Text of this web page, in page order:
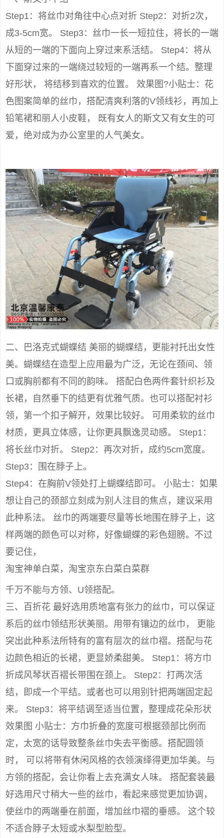
Step1：将丝巾对角往中心点对折 Step2：对折2次，
成3-5cm宽。 Step3：丝巾一长一短拉住，将长的一端
从短的一端的下面向上穿过来系活结。 Step4：将从
下面穿过来的一端绕过较短的一端再系一个结。整理
好形状， 将结移到喜欢的位置。 效果图?小贴士：花
色图案简单的丝巾，搭配清爽利落的V领线衫，再加上
铅笔裙和丽人小皮鞋， 既有女人的斯文又有女生的可
爱，绝对成为办公室里的人气美女。
二、巴洛克式蝴蝶结 美丽的蝴蝶结，更能衬托出女性
美。蝴蝶结在造型上应用最为广泛，无论在颈间、领
口或胸前都有不同的韵味。 搭配白色两件套针织衫及
长裙，自然垂下的结更有优雅气质。也可以搭配衬衫
领，第一个扣子解开，效果比较好。 可用柔软的丝巾
材质，更具立体感，让你更具飘逸灵动感。 Step1：
将长丝巾对折。 Step2：再次对折，成约5cm宽度。
Step3：围在脖子上。
Step4：在胸前V领处打上蝴蝶结即可。 小贴士：如果
想让自己的颈部立刻成为别人注目的焦点，建议采用
此种系法。 丝巾的两端要尽量等长地围在脖子上，这
样两端的颜色可以对称，好像蝴蝶的彩色翅膀。不过
要记住，
淘宝神单白菜，淘宝京东白菜白菜群
千万不能与方领、U领搭配。
三、百折花 最好选用质地富有张力的丝巾，可以保证
系后的丝巾领结形状美丽。用带有镶边的丝巾， 更能
突出此种系法所特有的富有层次的丝巾褶。搭配与花
边颜色相近的长裙，更显娇柔甜美。 Step1：将方巾
折成风琴状百褶长带围在颈上。 Step2：打两次活
结，即成一个平结。或者也可以用别针把两端固定起
来。 Step3：将平结调至适当位置，整理成花朵形状
效果图 小贴士：方巾折叠的宽度可根据颈部比例而
定，太宽的话导致整条丝巾失去平衡感。搭配圆领
时， 可以将带有休闲风格的衣领演绎得更加华美。与
方领的搭配，会让你看上去充满女人味。 搭配套装最
好选用尺寸稍大一些的丝巾，看起来感觉更加协调，
使丝巾的两端垂在前面，增加丝巾褶的垂感。 这个较
不适合脖子太短或水梨型脸型。